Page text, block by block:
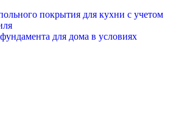
покрытия для кухни с учетом
для дома в условиях